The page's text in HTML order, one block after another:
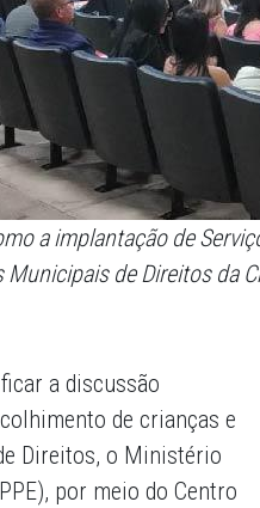
a implantação de
Municipais de Direitos da
a discussão
de crianças e
Direitos, o Ministério
por meio do Centro